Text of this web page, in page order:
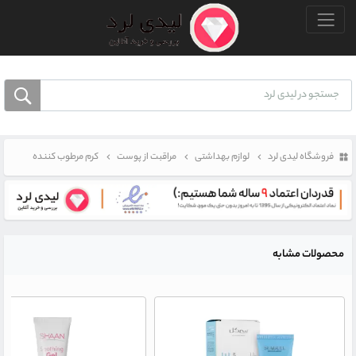
منو بالا
فروشگاه لیدی لرد لوازم بهداشتی مراقبت از پوست کرم مرطوب کننده
محصولات مشابه